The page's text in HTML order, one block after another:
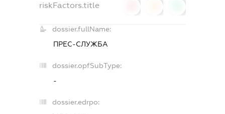
riskFactors.title
dossier.fullName:
ПРЕС-СЛУЖБА
dossier.opfSubType:
-
dossier.edrpo: